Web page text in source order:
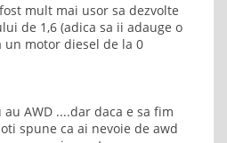
mult mai usor sa dezvolte
de 1,6 (adica sa ii adauge o
un motor diesel de la 0
AWD ....dar daca e sa fim
spune ca ai nevoie de awd